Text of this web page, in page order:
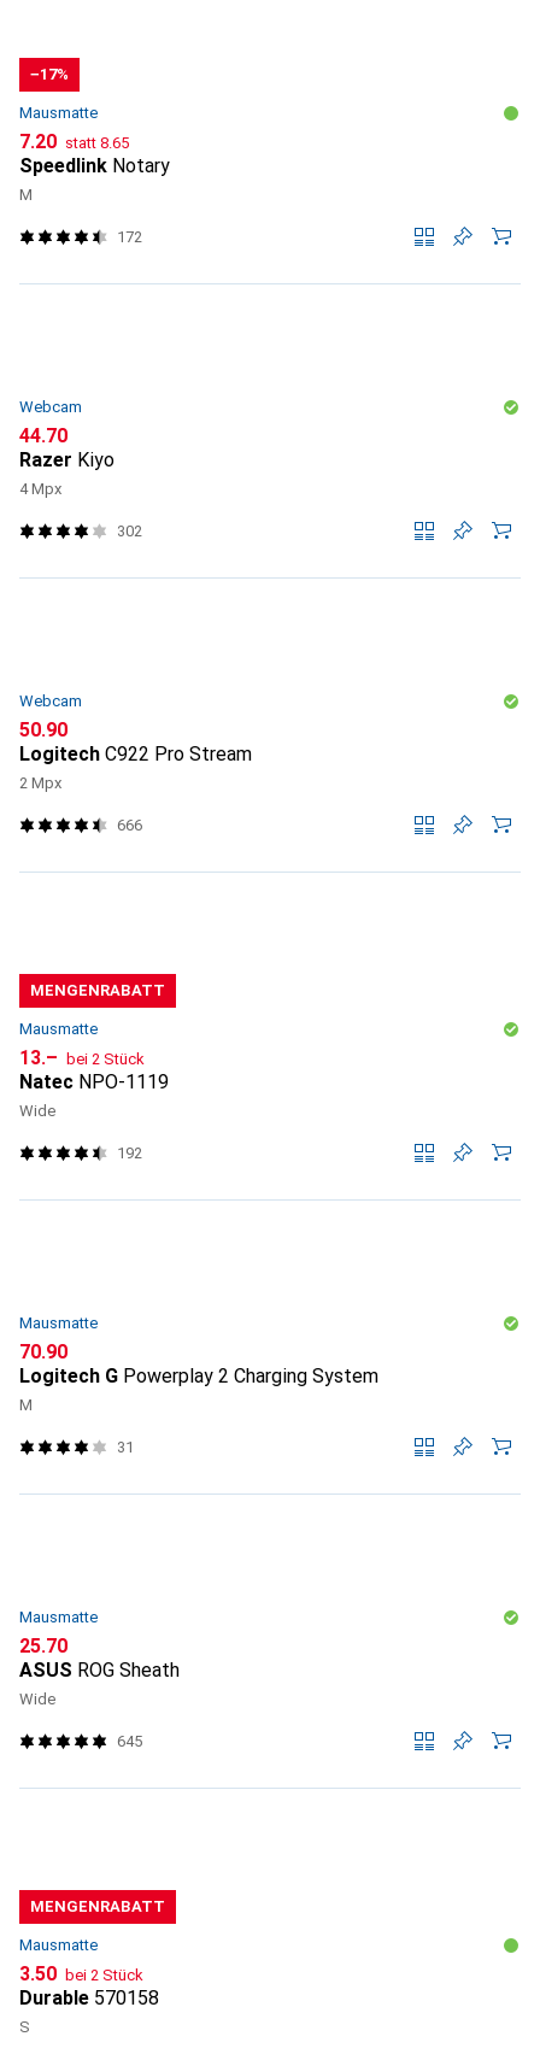
−17%
Mausmatte
CHF
7.20 statt CHF
8.65
Speedlink Notary
M
172
Webcam
CHF
44.70
Razer Kiyo
4 Mpx
302
Webcam
CHF
50.90
Logitech C922 Pro Stream
2 Mpx
666
MENGENRABATT
Mausmatte
CHF
13.– bei 2 Stück
Natec NPO-1119
Wide
192
Mausmatte
CHF
70.90
Logitech G Powerplay 2 Charging System
M
31
Mausmatte
CHF
25.70
ASUS ROG Sheath
Wide
645
MENGENRABATT
Mausmatte
CHF
3.50 bei 2 Stück
Durable 570158
S